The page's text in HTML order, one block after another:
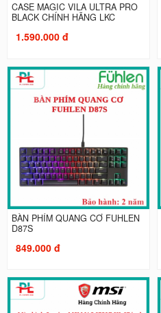
CASE MAGIC VILA ULTRA PRO
BLACK CHÍNH HÃNG LKC
1.590.000 đ
BÀN PHÍM QUANG CƠ FUHLEN
D87S
849.000 đ